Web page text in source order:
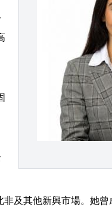
及其他新興市場。她曾